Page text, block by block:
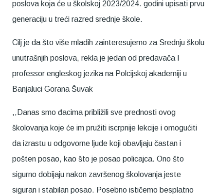
poslova koja će u školskoj 2023/2024. godini upisati prvu
generaciju u treći razred srednje škole.
Cilj je da što više mladih zainteresujemo za Srednju školu
unutrašnjih poslova, rekla je jedan od predavača I
professor engleskog jezika na Polcijskoj akademiji u
Banjaluci Gorana Šuvak
,,Danas smo đacima približili sve prednosti ovog
školovanja koje će im pružiti iscrpnije lekcije i omogućiti
da izrastu u odgovorne ljude koji obavljaju častan i
pošten posao, kao što je posao policajca. Ono što
sigurno dobijaju nakon završenog školovanja jeste
siguran i stabilan posao. Posebno ističemo besplatno